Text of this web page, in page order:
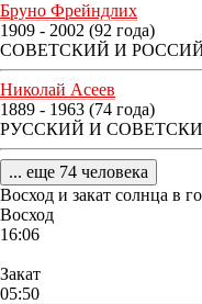
Бруно Фрейндлих
1909 - 2002 (92 года)
СОВЕТСКИЙ И
Николай Асеев
1889 - 1963 (74 года)
РУССКИЙ И
... еще 74 человека
Восход и закат солнца в
Восход
16:06
Закат
05:50